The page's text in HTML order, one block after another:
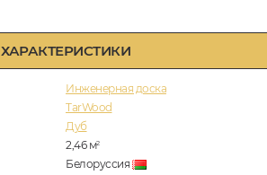
ХАРАКТЕРИСТИКИ
Инженерная доска
TarWood
Дуб
2,46 м2
Белоруссия